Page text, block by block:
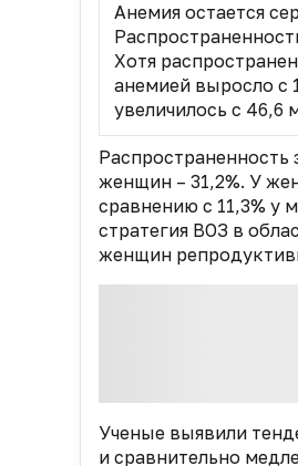
Анемия остается
Хотя
анемией выросло с
увеличилось с 46,6
Распространенность
женщин – 31,2%. У
сравнению с 11,3% у
стратегия ВОЗ в
женщин
Ученые выявили
и сравнительно